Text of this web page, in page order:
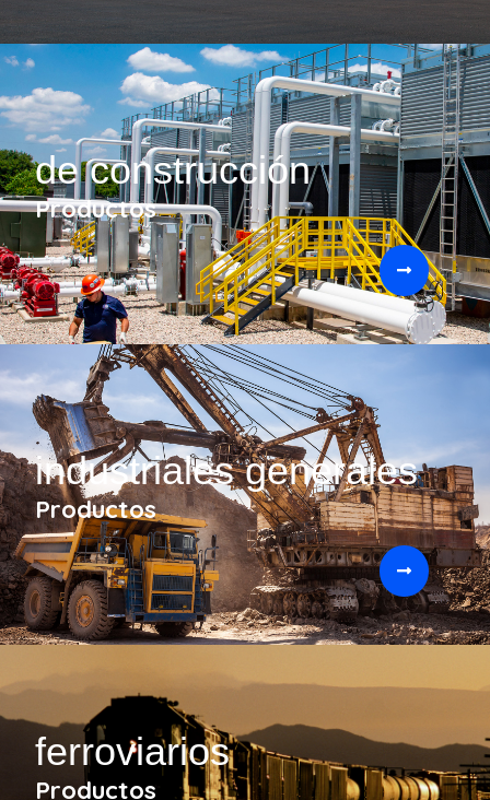
de construcción
Productos
industriales generales
Productos
ferroviarios
Productos